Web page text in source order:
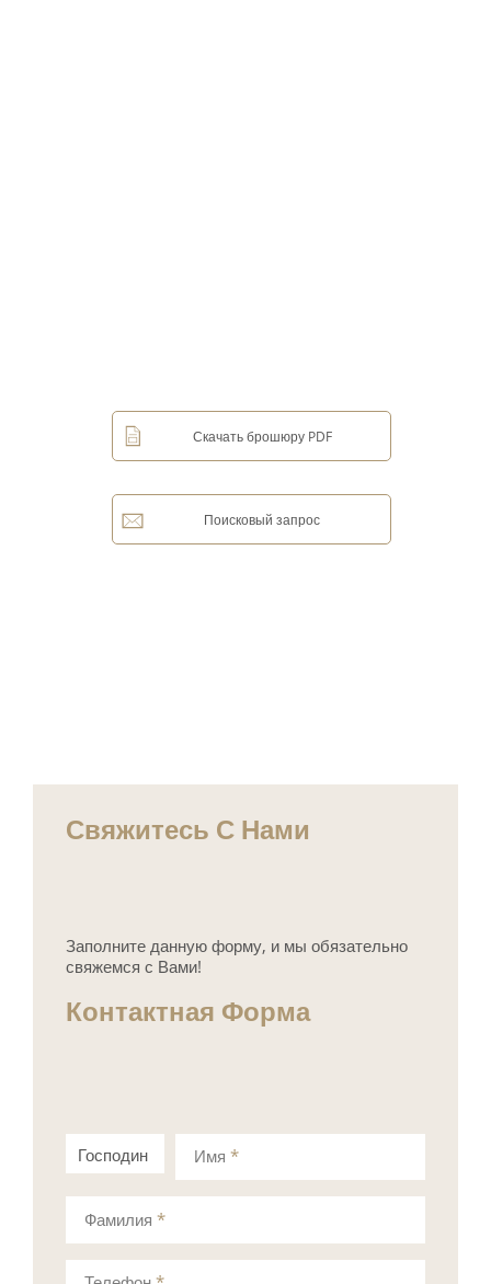
Свяжитесь С Нами
Заполните данную форму, и мы обязательно
свяжемся с Вами!
Контактная Форма
Господин Госпожа
Имя *
Фамилия *
Скачать брошюру PDF
Поисковый запрос